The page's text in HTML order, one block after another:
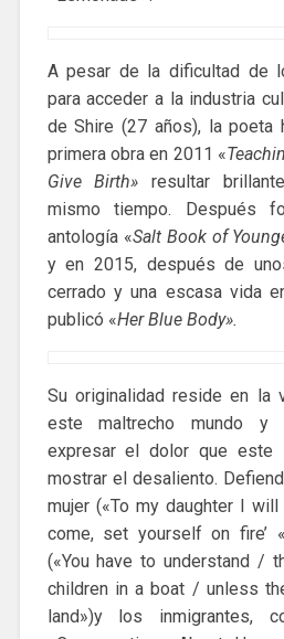
A pesar de la dificultad de
para acceder a la industria
de Shire (27 años), la poeta
primera obra en 2011 «
Give Birth»resultar
mismo tiempo. Después
antología «Salt Book of
y en 2015, después de
cerrado y una escasa vida
publicó «Her Blue Body».
Su originalidad reside en la
este maltrecho mundo y
expresar el dolor que este
mostrar el desaliento.
mujer («To my daughter I
come, set yourself on fire’
(«You have to understand /
children in a boat / unless
land»)y los inmigrantes,